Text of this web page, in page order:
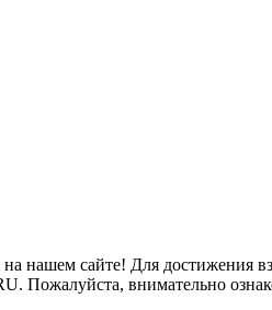
нашем сайте! Для достижения
Пожалуйста, внимательно